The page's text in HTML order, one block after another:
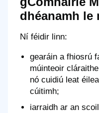
dhéanamh le
Ní féidir linn:
gearáin a fhiosrú
múinteoir
nó cuidiú leat
cúitimh;
iarraidh ar an